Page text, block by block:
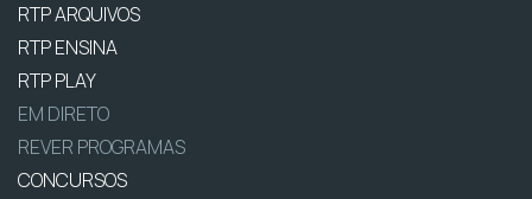
RTP ARQUIVOS
RTP ENSINA
RTP PLAY
EM DIRETO
REVER PROGRAMAS
CONCURSOS